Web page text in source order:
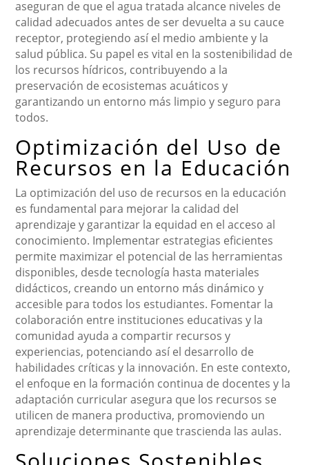
aseguran de que el agua tratada alcance niveles de
calidad adecuados antes de ser devuelta a su cauce
receptor, protegiendo así el medio ambiente y la
salud pública. Su papel es vital en la sostenibilidad de
los recursos hídricos, contribuyendo a la
preservación de ecosistemas acuáticos y
garantizando un entorno más limpio y seguro para
todos.
Optimización del Uso de
Recursos en la Educación
La optimización del uso de recursos en la educación
es fundamental para mejorar la calidad del
aprendizaje y garantizar la equidad en el acceso al
conocimiento. Implementar estrategias eficientes
permite maximizar el potencial de las herramientas
disponibles, desde tecnología hasta materiales
didácticos, creando un entorno más dinámico y
accesible para todos los estudiantes. Fomentar la
colaboración entre instituciones educativas y la
comunidad ayuda a compartir recursos y
experiencias, potenciando así el desarrollo de
habilidades críticas y la innovación. En este contexto,
el enfoque en la formación continua de docentes y la
adaptación curricular asegura que los recursos se
utilicen de manera productiva, promoviendo un
aprendizaje determinante que trascienda las aulas.